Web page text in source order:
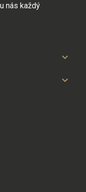
nás každý

